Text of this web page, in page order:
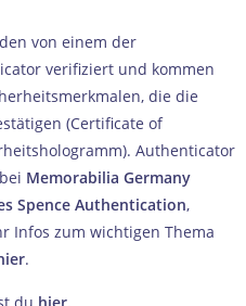
von einem der
verifiziert und kommen
die die
(Certificate of
Authenticator
Memorabilia Germany
Spence Authentication,
Infos zum wichtigen Thema
.